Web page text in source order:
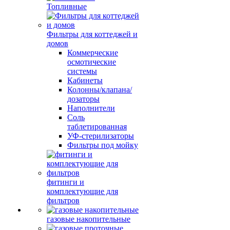
Топливные
Фильтры для коттеджей и
домов
Коммерческие
осмотические
системы
Кабинеты
Колонны/клапана/
дозаторы
Наполнители
Соль
таблетированная
УФ-стерилизаторы
Фильтры под мойку
фитинги и
комплектующие для
фильтров
газовые накопительные